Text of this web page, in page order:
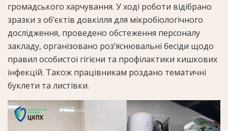
громадського харчування. У ході роботи відібрано
зразки з об’єктів довкілля для мікробіологічного
дослідження, проведено обстеження персоналу
закладу, організовано роз’яснювальні бесіди щодо
правил особистої гігієни та профілактики кишкових
інфекцій. Також працівникам роздано тематичні
буклети та листівки.